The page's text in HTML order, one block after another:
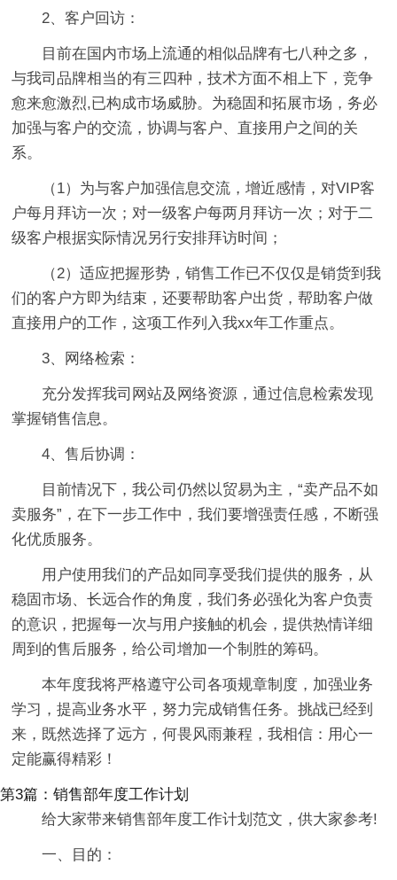
2、客户回访：
目前在国内市场上流通的相似品牌有七八种之多，
与我司品牌相当的有三四种，技术方面不相上下，竞争
愈来愈激烈,已构成市场威胁。为稳固和拓展市场，务必
加强与客户的交流，协调与客户、直接用户之间的关
系。
（1）为与客户加强信息交流，增近感情，对VIP客
户每月拜访一次；对一级客户每两月拜访一次；对于二
级客户根据实际情况另行安排拜访时间；
（2）适应把握形势，销售工作已不仅仅是销货到我
们的客户方即为结束，还要帮助客户出货，帮助客户做
直接用户的工作，这项工作列入我xx年工作重点。
3、网络检索：
充分发挥我司网站及网络资源，通过信息检索发现
掌握销售信息。
4、售后协调：
目前情况下，我公司仍然以贸易为主，“卖产品不如
卖服务”，在下一步工作中，我们要增强责任感，不断强
化优质服务。
用户使用我们的产品如同享受我们提供的服务，从
稳固市场、长远合作的角度，我们务必强化为客户负责
的意识，把握每一次与用户接触的机会，提供热情详细
周到的售后服务，给公司增加一个制胜的筹码。
本年度我将严格遵守公司各项规章制度，加强业务
学习，提高业务水平，努力完成销售任务。挑战已经到
来，既然选择了远方，何畏风雨兼程，我相信：用心一
定能赢得精彩！
第3篇：销售部年度工作计划
给大家带来销售部年度工作计划范文，供大家参考!
一、目的：